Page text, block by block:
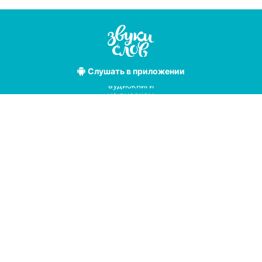
Слушатьв приложении
Лучшие
аудиокниги
на русском